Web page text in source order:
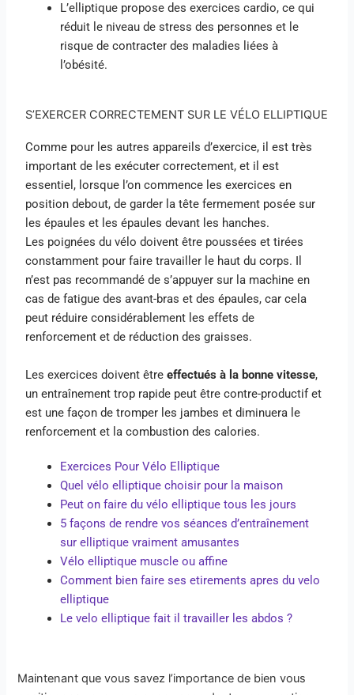
L’elliptique propose des exercices cardio, ce qui
réduit le niveau de stress des personnes et le
risque de contracter des maladies liées à
l’obésité.
S’EXERCER CORRECTEMENT SUR LE VÉLO ELLIPTIQUE
Comme pour les autres appareils d’exercice, il est très
important de les exécuter correctement, et il est
essentiel, lorsque l’on commence les exercices en
position debout, de garder la tête fermement posée sur
les épaules et les épaules devant les hanches.
Les poignées du vélo doivent être poussées et tirées
constamment pour faire travailler le haut du corps. Il
n’est pas recommandé de s’appuyer sur la machine en
cas de fatigue des avant-bras et des épaules, car cela
peut réduire considérablement les effets de
renforcement et de réduction des graisses.
Les exercices doivent êtreeffectués à la bonne vitesse,
un entraînement trop rapide peut être contre-productif et
est une façon de tromper les jambes et diminuera le
renforcement et la combustion des calories.
Exercices Pour Vélo Elliptique
Quel vélo elliptique choisir pour la maison
Peut on faire du vélo elliptique tous les jours
5 façons de rendre vos séances d’entraînement
sur elliptique vraiment amusantes
Vélo elliptique muscle ou affine
Comment bien faire ses etirements apres du velo
elliptique
Le velo elliptique fait il travailler les abdos ?
Maintenant que vous savez l’importance de bien vous